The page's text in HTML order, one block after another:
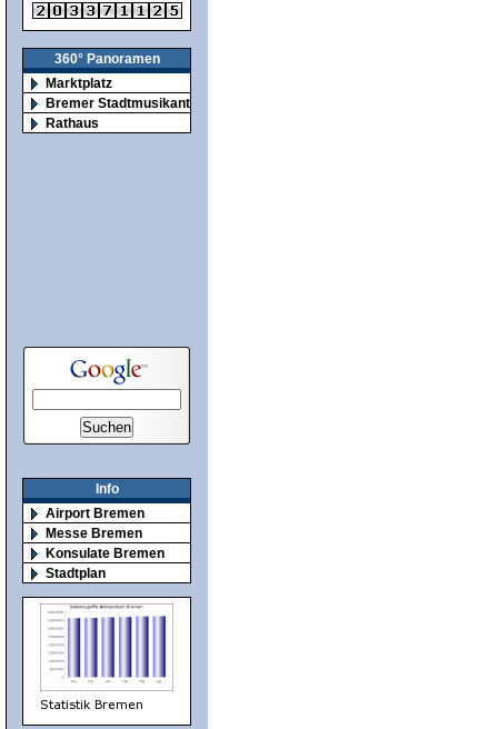
360° Panoramen
Marktplatz
Bremer Stadtmusikanten
Rathaus
Info
Airport Bremen
Messe Bremen
Konsulate Bremen
Stadtplan